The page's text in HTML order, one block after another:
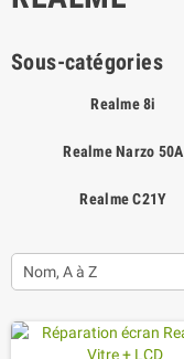
Sous-catégories
Realme 8i
Realme Narzo 50A
Realme C21Y
Nom, A à Z